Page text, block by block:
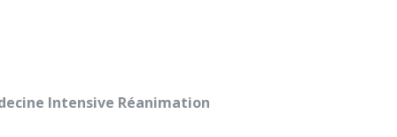
Intensive Réanimation